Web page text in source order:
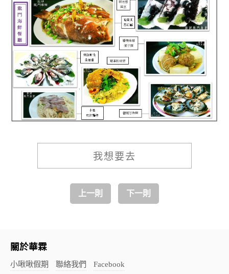
我想要去
上一則 下一則
關於華霖
小啾啾假期 聯絡我們 Facebook